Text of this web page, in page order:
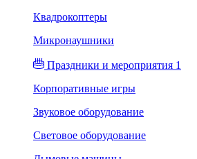
Квадрокоптеры
Микронаушники
Праздники и мероприятия 1
Корпоративные игры
Звуковое оборудование
Световое оборудование